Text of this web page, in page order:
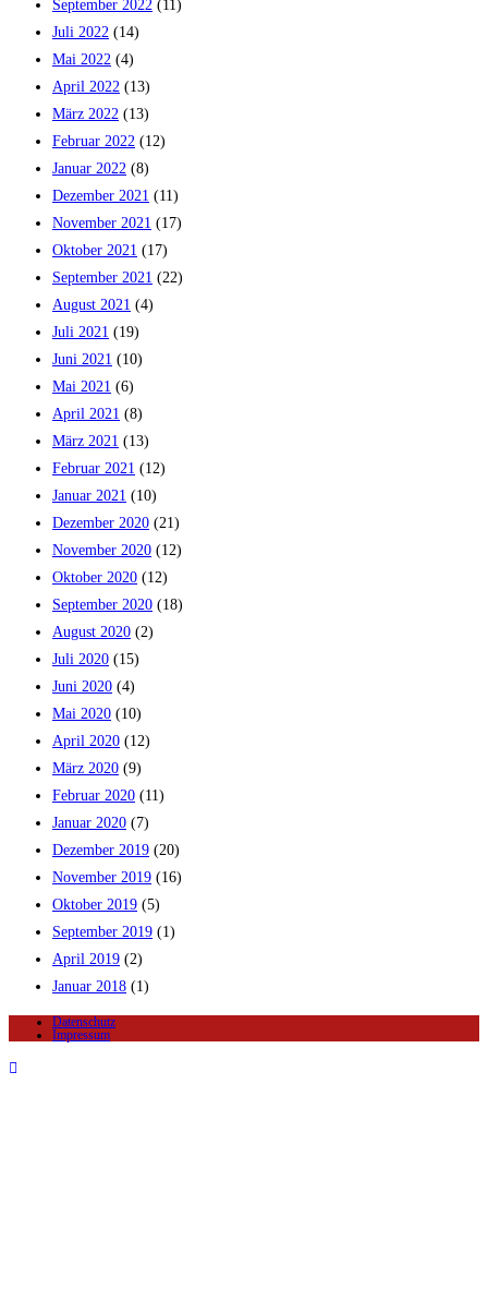
September 2022 (11)
Juli 2022 (14)
Mai 2022 (4)
April 2022 (13)
März 2022 (13)
Februar 2022 (12)
Januar 2022 (8)
Dezember 2021 (11)
November 2021 (17)
Oktober 2021 (17)
September 2021 (22)
August 2021 (4)
Juli 2021 (19)
Juni 2021 (10)
Mai 2021 (6)
April 2021 (8)
März 2021 (13)
Februar 2021 (12)
Januar 2021 (10)
Dezember 2020 (21)
November 2020 (12)
Oktober 2020 (12)
September 2020 (18)
August 2020 (2)
Juli 2020 (15)
Juni 2020 (4)
Mai 2020 (10)
April 2020 (12)
März 2020 (9)
Februar 2020 (11)
Januar 2020 (7)
Dezember 2019 (20)
November 2019 (16)
Oktober 2019 (5)
September 2019 (1)
April 2019 (2)
Januar 2018 (1)
Datenschutz
Impressum